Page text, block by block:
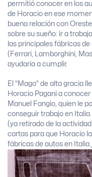
permitió conocer en los
de Horacio en ese
buena relación con
sobre su sueño: ir a
las principales fábricas
(Ferrari, Lamborghini,
ayudaría a cumplir.
El “Mago” de alta gracia
Horacio Pagani a
Manuel Fangio, quien le
conseguir trabajo en
(ya retirado de la
cartas para que Horacio
fábricas de autos en Italia.